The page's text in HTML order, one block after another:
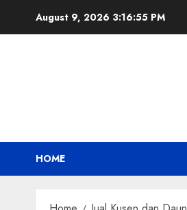
August 9, 2026 3:16:56 PM
HOME